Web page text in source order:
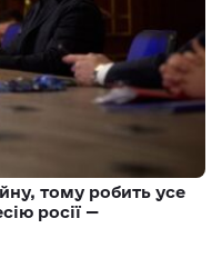
тому робить усе
росії —